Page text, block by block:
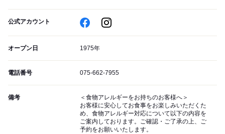
公式アカウント
オープン日 1975年
電話番号 075-662-7955
備考
＜食物アレルギーをお持ちのお客様へ＞
お客様に安心してお食事をお楽しみいただくた
め、食物アレルギー対応について以下の内容を
ご案内しております。ご確認・ご了承の上、ご
予約をお願いいたします。